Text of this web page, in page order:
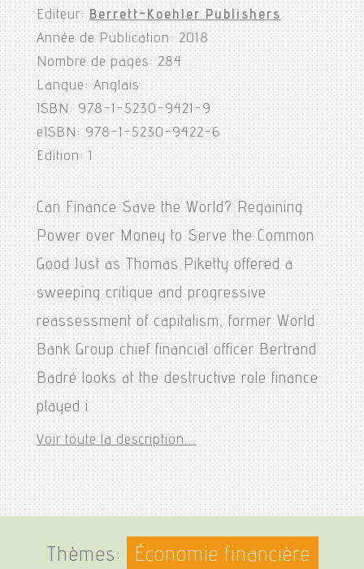
Editeur:Berrett-Koehler Publishers
Année de Publication: 2018
Nombre de pages: 284
Langue: Anglais
ISBN: 978-1-5230-9421-9
eISBN: 978-1-5230-9422-6
Edition: 1
Can Finance Save the World? Regaining
Power over Money to Serve the Common
Good Just as Thomas Piketty offered a
sweeping critique and progressive
reassessment of capitalism, former World
Bank Group chief financial officer Bertrand
Badré looks at the destructive role finance
played i
Voir toute la description...
Thèmes: Économie financière